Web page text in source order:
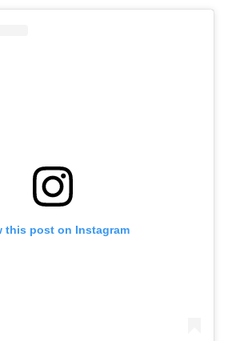
this post on Instagram